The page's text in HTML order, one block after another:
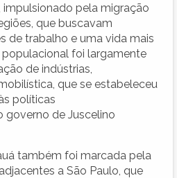
pela migração
que buscavam
de trabalho e uma vida mais
foi largamente
de indústrias,
que se estabeleceu
políticas
governo de Juscelino
também foi marcada pela
a São Paulo, que